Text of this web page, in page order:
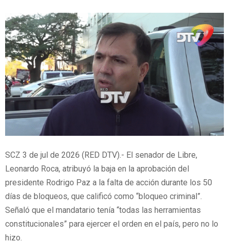
SCZ 3 de jul de 2026 (RED DTV).- El senador de Libre,
Leonardo Roca, atribuyó la baja en la aprobación del
presidente Rodrigo Paz a la falta de acción durante los 50
días de bloqueos, que calificó como “bloqueo criminal”.
Señaló que el mandatario tenía “todas las herramientas
constitucionales” para ejercer el orden en el país, pero no lo
hizo.